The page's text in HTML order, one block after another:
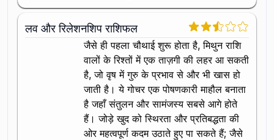
लव और रिलेशनशिप राशिफल
जैसे ही पहला चौथाई शुरू होता है, मिथुन राशि
वालों के रिश्तों में एक ताज़गी की लहर आ सकती
है, जो वृष में गुरु के प्रभाव से और भी खास हो
जाती है। ये गोचर एक पोषणकारी माहौल बनाता
है जहाँ संतुलन और सामंजस्य सबसे आगे होते
हैं। जोड़े खुद को स्थिरता और प्रतिबद्धता की
ओर महत्वपूर्ण कदम उठाते हुए पा सकते हैं; जैसे